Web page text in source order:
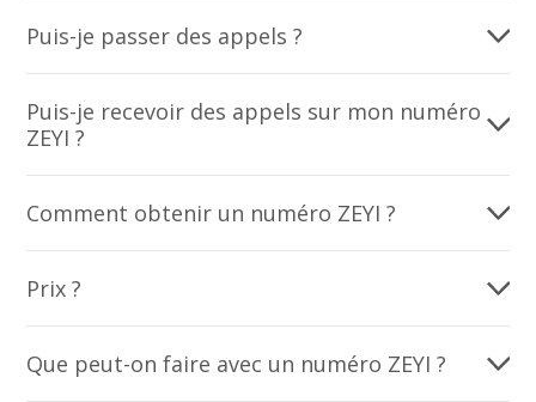
Puis-je passer des appels ?
Puis-je recevoir des appels sur mon numéro
ZEYI ?
Comment obtenir un numéro ZEYI ?
Prix ?
Que peut-on faire avec un numéro ZEYI ?